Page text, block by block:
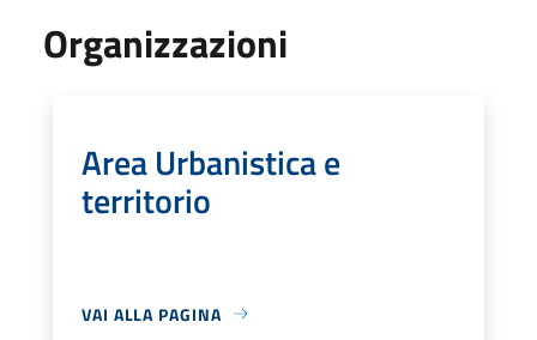
Organizzazioni
Area Urbanistica e
territorio
VAI ALLA PAGINA